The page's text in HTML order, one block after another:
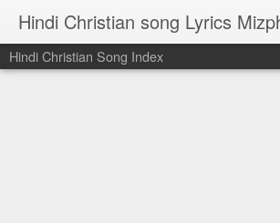
Hindi Christian song Lyrics
Hindi Christian Song Index